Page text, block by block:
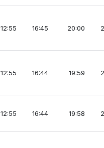
12:55 16:45 20:00
12:55 16:44 19:59
12:55 16:44 19:58